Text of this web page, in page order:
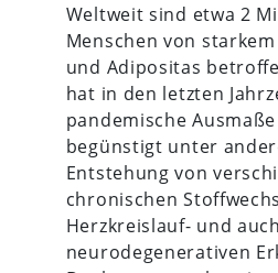
Weltweit sind etwa 2
Menschen von
und Adipositas
hat in den letzten
pandemische
begünstigt unter
Entstehung von
chronischen
Herzkreislauf- und auch
neurodegenerativen